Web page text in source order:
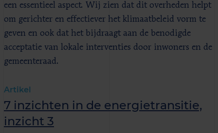
een essentieel aspect. Wij zien dat dit overheden helpt
om gerichter en effectiever het klimaatbeleid vorm te
geven en ook dat het bijdraagt aan de benodigde
acceptatie van lokale interventies door inwoners en de
gemeenteraad.
Artikel
7 inzichten in de energietransitie,
inzicht 3